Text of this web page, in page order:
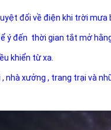
đối về điện khi trời mưa
ý đến thời gian tắt mở
khiển từ xa.
xưởng , trang trại và